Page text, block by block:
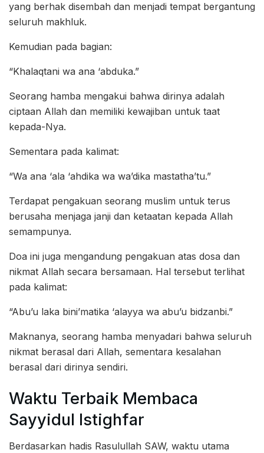
yang berhak disembah dan menjadi tempat bergantung
seluruh makhluk.
Kemudian pada bagian:
“Khalaqtani wa ana ‘abduka.”
Seorang hamba mengakui bahwa dirinya adalah
ciptaan Allah dan memiliki kewajiban untuk taat
kepada-Nya.
Sementara pada kalimat:
“Wa ana ‘ala ‘ahdika wa wa’dika mastatha’tu.”
Terdapat pengakuan seorang muslim untuk terus
berusaha menjaga janji dan ketaatan kepada Allah
semampunya.
Doa ini juga mengandung pengakuan atas dosa dan
nikmat Allah secara bersamaan. Hal tersebut terlihat
pada kalimat:
“Abu’u laka bini’matika ‘alayya wa abu’u bidzanbi.”
Maknanya, seorang hamba menyadari bahwa seluruh
nikmat berasal dari Allah, sementara kesalahan
berasal dari dirinya sendiri.
Waktu Terbaik Membaca
Sayyidul Istighfar
Berdasarkan hadis Rasulullah SAW, waktu utama